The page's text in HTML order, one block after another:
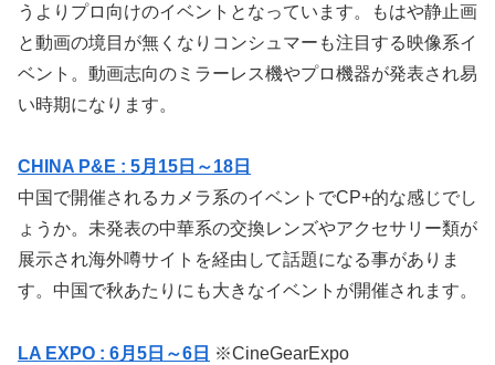
うよりプロ向けのイベントとなっています。もはや静止画
と動画の境目が無くなりコンシュマーも注目する映像系イ
ベント。動画志向のミラーレス機やプロ機器が発表され易
い時期になります。
CHINA P&E : 5月15日～18日
中国で開催されるカメラ系のイベントでCP+的な感じでし
ょうか。未発表の中華系の交換レンズやアクセサリー類が
展示され海外噂サイトを経由して話題になる事がありま
す。中国で秋あたりにも大きなイベントが開催されます。
LA EXPO : 6月5日～6日 ※CineGearExpo